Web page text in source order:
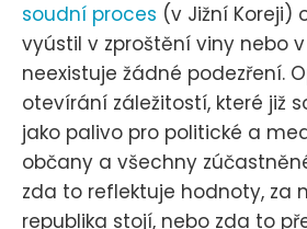
soudní proces (v Jižní Koreji)
vyústil v zproštění viny nebo v
neexistuje žádné podezření.
otevírání záležitostí, které již
jako palivo pro politické a
občany a všechny
zda to reflektuje hodnoty, za
republika stojí, nebo zda to